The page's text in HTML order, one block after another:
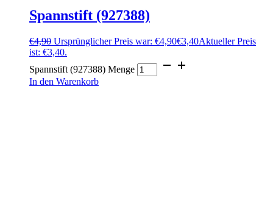
Spannstift (927388)
€4,90 Ursprünglicher Preis war: €4,90€3,40Aktueller Preis
ist: €3,40.
Spannstift (927388) Menge
In den Warenkorb